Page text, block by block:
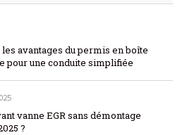
avantages du permis en boîte
pour une conduite simplifiée
vanne EGR sans démontage
?